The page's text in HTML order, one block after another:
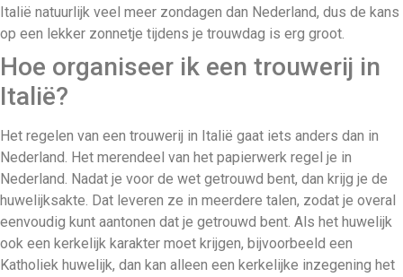
Italië natuurlijk veel meer zondagen dan Nederland, dus de kans
op een lekker zonnetje tijdens je trouwdag is erg groot.
Hoe organiseer ik een trouwerij in
Italië?
Het regelen van een trouwerij in Italië gaat iets anders dan in
Nederland. Het merendeel van het papierwerk regel je in
Nederland. Nadat je voor de wet getrouwd bent, dan krijg je de
huwelijksakte. Dat leveren ze in meerdere talen, zodat je overal
eenvoudig kunt aantonen dat je getrouwd bent. Als het huwelijk
ook een kerkelijk karakter moet krijgen, bijvoorbeeld een
Katholiek huwelijk, dan kan alleen een kerkelijke inzegening het